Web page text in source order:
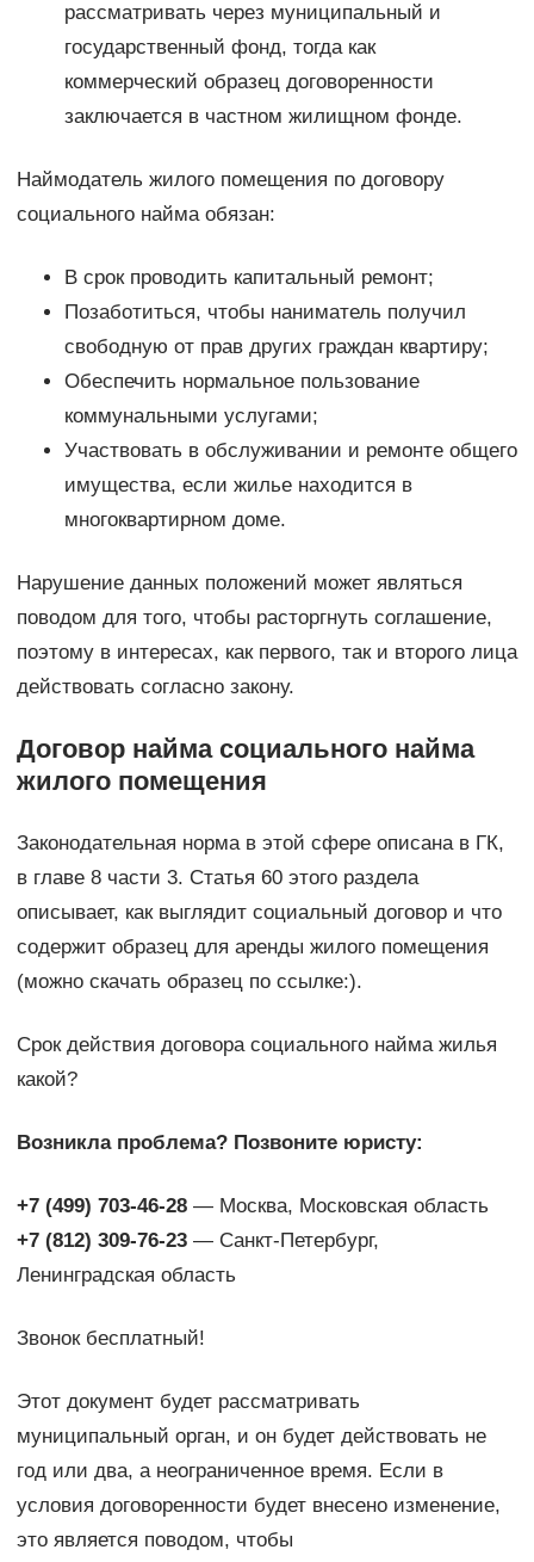
рассматривать через муниципальный и
государственный фонд, тогда как
коммерческий образец договоренности
заключается в частном жилищном фонде.
Наймодатель жилого помещения по договору
социального найма обязан:
В срок проводить капитальный ремонт;
Позаботиться, чтобы наниматель получил
свободную от прав других граждан квартиру;
Обеспечить нормальное пользование
коммунальными услугами;
Участвовать в обслуживании и ремонте общего
имущества, если жилье находится в
многоквартирном доме.
Нарушение данных положений может являться
поводом для того, чтобы расторгнуть соглашение,
поэтому в интересах, как первого, так и второго лица
действовать согласно закону.
Договор найма социального найма
жилого помещения
Законодательная норма в этой сфере описана в ГК,
в главе 8 части 3. Статья 60 этого раздела
описывает, как выглядит социальный договор и что
содержит образец для аренды жилого помещения
(можно скачать образец по ссылке:).
Срок действия договора социального найма жилья
какой?
Возникла проблема? Позвоните юристу:
+7 (499) 703-46-28— Москва, Московская область
+7 (812) 309-76-23— Санкт-Петербург,
Ленинградская область
Звонок бесплатный!
Этот документ будет рассматривать
муниципальный орган, и он будет действовать не
год или два, а неограниченное время. Если в
условия договоренности будет внесено изменение,
это является поводом, чтобы